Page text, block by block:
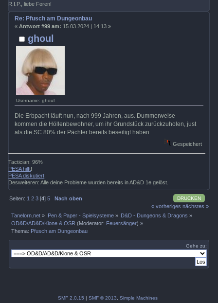
R.I.P., liebe Foren!
ghoul
Username: ghoul
Re: Pfusch am Dungeonbau
« Antwort #99 am: 15.03.2024 | 14:13 »
Die Erbpacht läuft nun, nach 999 Jahren, aus. Dummerweise
kommen die Höllenbewohner, um ihr Grundstück zurückzuholen, just
als die SC 80% der Pächter bereits beseitigt haben.
Gespeichert
Tactician: 96%
PESA hilft!
PESA diskutiert
Desweiteren: Alle deine Probleme wurden bereits in AD&D 1e gelöst.
DRUCKEN
Seiten: 1 2 3 [4]5
Nach oben
« vorheriges nächstes »
Tanelorn.net » Pen & Paper - Spielsysteme» D&D - Dungeons & Dragons »
OD&D/AD&D/Klone & OSR (Moderator: Feuersänger) »
Thema: Pfusch am Dungeonbau
Gehe zu:
SMF 2.0.15 | SMF © 2013 Simple Machines